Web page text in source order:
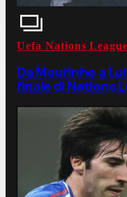
Uefa Nations League
Da Mourinho a
finale di Nations